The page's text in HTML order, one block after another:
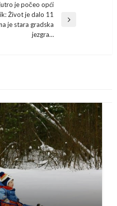
je počeo opći
Život je dalo 11
je stara gradska
jezgra…